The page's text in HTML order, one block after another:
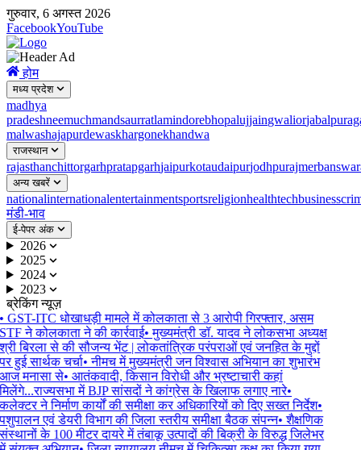
गुरुवार, 6 अगस्त 2026
FacebookYouTube
होम
मध्य प्रदेश
madhya
pradeshneemuchmandsaurratlamindorebhopalujjaingwaliorjabalpur
malwashajapurdewaskhargonekhandwa
राजस्थान
rajasthanchittorgarhpratapgarhjaipurkotaudaipurjodhpurajmer
अन्य खबरें
nationalinternationalentertainmentsportsreligionhealthtechbusiness
मंडी-भाव
ई-पेपर अंक
2026
2025
2024
2023
ब्रेकिंग न्यूज़
GST-ITC धोखाधड़ी मामले में कोलकाता से 3 आरोपी गिरफ्तार, असम
ने कोलकाता ने की कार्रवाई• मुख्यमंत्री डॉ. यादव ने लोकसभा अध्यक्ष
बिरला से की सौजन्य भेंट | लोकतांत्रिक परंपराओं एवं जनहित के मुद्दों
हुई सार्थक चर्चा• नीमच में मुख्यमंत्री जन विश्वास अभियान का शुभारंभ
मनासा से• आतंकवादी, किसान विरोधी और भ्रष्टाचारी कहां
में BJP सांसदों ने कांग्रेस के खिलाफ लगाए नारे•
ने निर्माण कार्यों की समीक्षा कर अधिकारियों को दिए सख्त निर्देश•
एवं डेयरी विभाग की जिला स्तरीय समीक्षा बैठक संपन्न• शैक्षणिक
के 100 मीटर दायरे में तंबाकू उत्पादों की बिक्री के विरुद्ध जिलेभर